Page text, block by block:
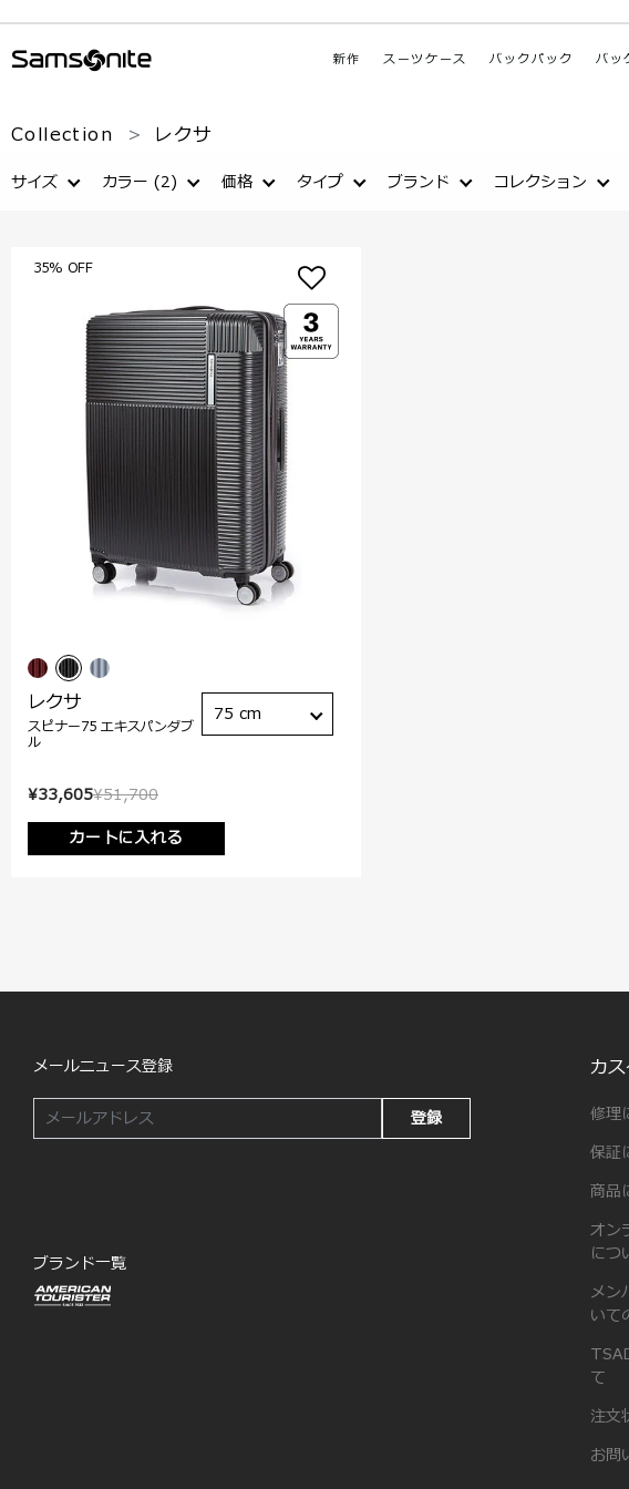
新作 スーツケース バックパック バッ
Collection レクサ
サイズ カラー (2) 価格 タイプ ブランド コレクション
¥51,700
¥33,605
カートに入れる
35% OFF
レクサ
スピナー75 エキスパンダブ
ル
75 cm
メールニュース登録
登録
ブランド一覧
カ
修理
保証
商品
オン
につ
メン
いて
TSA
て
注文
お問